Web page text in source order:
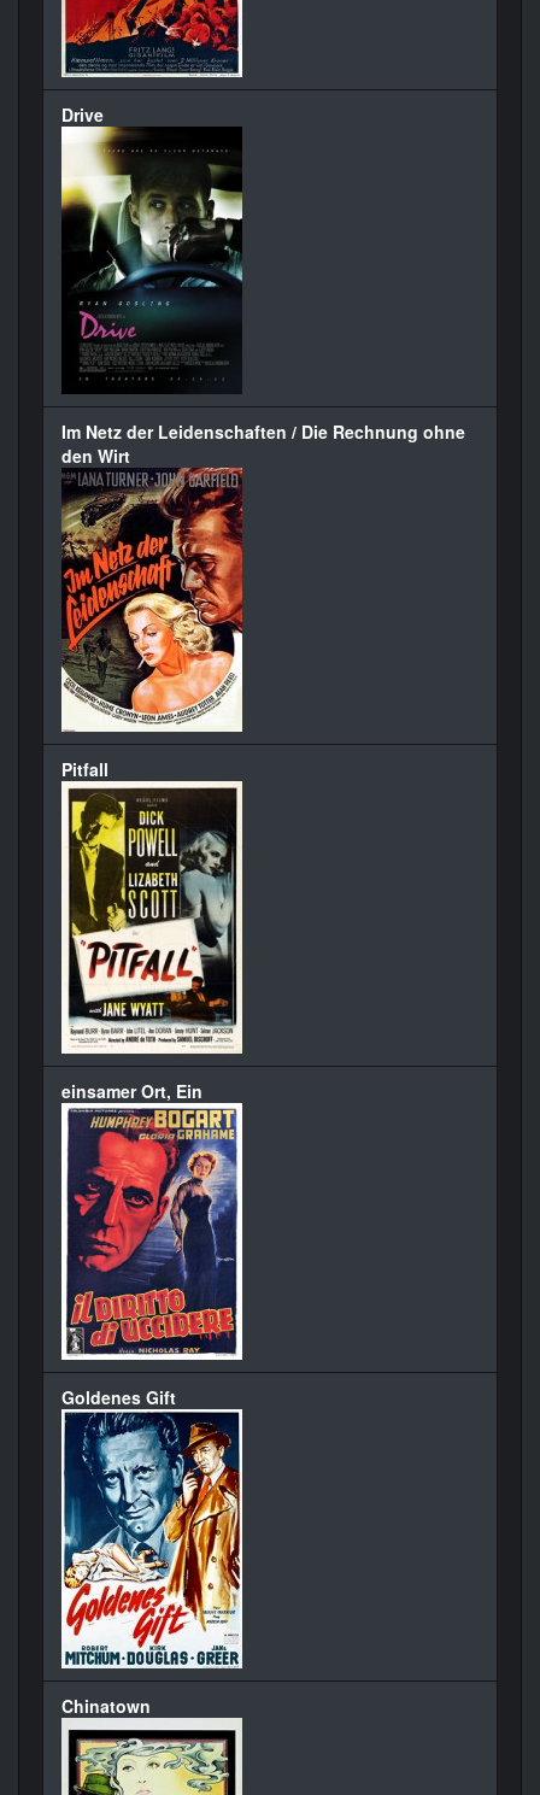
Drive
Im Netz der Leidenschaften / Die Rechnung ohne
den Wirt
Pitfall
einsamer Ort, Ein
Goldenes Gift
Chinatown